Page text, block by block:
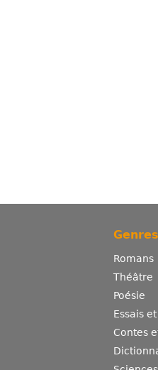
Genres
Romans
Théâtre
Poésie
Essais
Contes